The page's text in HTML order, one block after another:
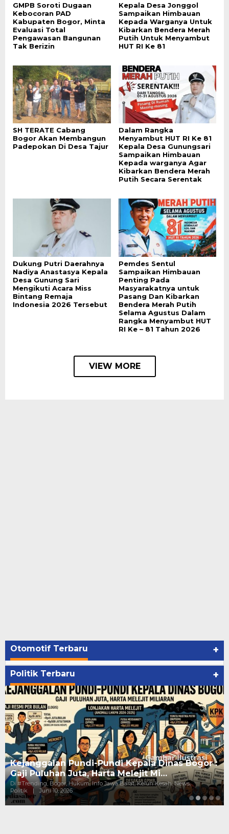
GMPB Soroti Dugaan
Kebocoran PAD
Kabupaten Bogor, Minta
Evaluasi Total
Pengawasan Bangunan
Tak Berizin
Kepala Desa Jonggol
Sampaikan Himbauan
Kepada Warganya Untuk
Kibarkan Bendera Merah
Putih Untuk Menyambut
HUT RI Ke 81
SH TERATE Cabang
Bogor Akan Membangun
Padepokan Di Desa Tajur
Dalam Rangka
Menyambut HUT RI Ke 81
Kepala Desa Gunungsari
Sampaikan Himbauan
Kepada warganya Agar
Kibarkan Bendera Merah
Putih Secara Serentak
Dukung Putri Daerahnya
Nadiya Anastasya Kepala
Desa Gunung Sari
Mengikuti Acara Miss
Bintang Remaja
Indonesia 2026 Tersebut
Pemdes Sentul
Sampaikan Himbauan
Penting Pada
Masyarakatnya untuk
Pasang Dan Kibarkan
Bendera Merah Putih
Selama Agustus Dalam
Rangka Menyambut HUT
RI Ke – 81 Tahun 2026
VIEW MORE
Otomotif Terbaru +
Politik Terbaru +
Kejanggalan Pundi-Pundi Kepala Dinas Bogor :
Gaji Puluhan Juta, Harta Melejit Mi…
Di #Trending, Bogor, Hukum, Info Jawa Barat, Keluh Kesah, News,
Politik
| Juni 10, 2026